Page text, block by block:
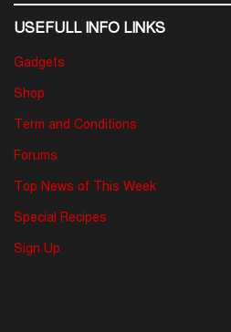
USEFULL INFO LINKS
Gadgets
Shop
Term and Conditions
Forums
Top News of This Week
Special Recipes
Sign Up